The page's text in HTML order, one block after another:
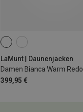
LaMunt | Daunenjacken
399,95 €
XS
XXL